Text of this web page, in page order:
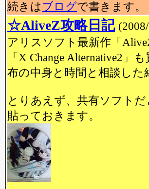
続きは ブログで書きます。
☆AliveZ攻略日記
アリスソフト最新作「
「X Change Alternative2
布の中身と時間と相談した
とりあえず、共有ソフト
貼っておきます。